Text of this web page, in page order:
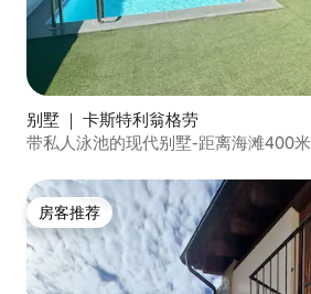
别墅 ｜ 卡斯特利翁格劳
带私人泳池的现代别墅-距离海滩400米
房客推荐
房客推荐